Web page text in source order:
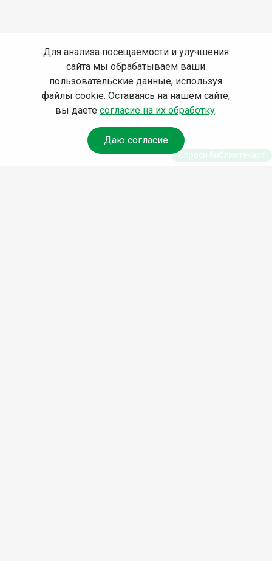
Для анализа посещаемости и улучшения
сайта мы обрабатываем ваши
пользовательские данные, используя
файлы cookie. Оставаясь на нашем сайте,
вы даете согласие на их обработку.
Даю согласие
Спроси библиотекаря